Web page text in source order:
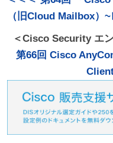
（旧Cloud Mailbox）~
＜Cisco Security エ
第66回 Cisco